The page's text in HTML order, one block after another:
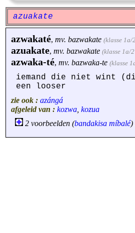
azuakate
azwakaté, mv. bazwakate (klasse 1a/
azuakate, mv. bazwakate (klasse 1a/
azwaka-té, mv. bazwaka-te (klasse
iemand die niet wint
een looser
zie ook : azángá
afgeleid van : kozwa kozua
2 voorbeelden (bandakisa míbalé)